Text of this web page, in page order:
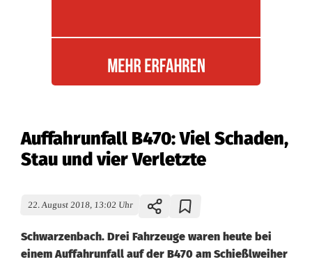
Auffahrunfall B470: Viel Schaden,
Stau und vier Verletzte
22. August 2018, 13:02 Uhr
Schwarzenbach. Drei Fahrzeuge waren heute bei
einem Auffahrunfall auf der B470 am Schießlweiher